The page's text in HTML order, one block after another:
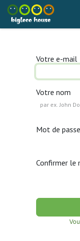
Se rendre au contenu
Votre e-mail
Votre nom
Mot de passe
Confirmer le